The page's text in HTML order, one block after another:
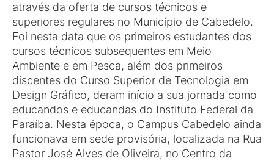
através da oferta de cursos técnicos e
superiores regulares no Município de Cabedelo.
Foi nesta data que os primeiros estudantes dos
cursos técnicos subsequentes em Meio
Ambiente e em Pesca, além dos primeiros
discentes do Curso Superior de Tecnologia em
Design Gráfico, deram início a sua jornada como
educandos e educandas do Instituto Federal da
Paraíba. Nesta época, o Campus Cabedelo ainda
funcionava em sede provisória, localizada na Rua
Pastor José Alves de Oliveira, no Centro da